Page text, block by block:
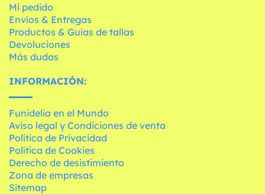
Mi pedido
Envíos & Entregas
Productos & Guías de tallas
Devoluciones
Más dudas
INFORMACIÓN:
Funidelia en el Mundo
Aviso legal y Condiciones de venta
Política de Privacidad
Política de Cookies
Derecho de desistimiento
Zona de empresas
Sitemap